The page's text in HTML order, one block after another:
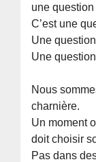
une
C’est une
Une
Une
Nous
charnière.
Un moment
doit choisir
Pas dans